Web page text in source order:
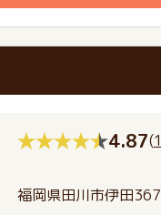
4.87(
福岡県田川市伊田